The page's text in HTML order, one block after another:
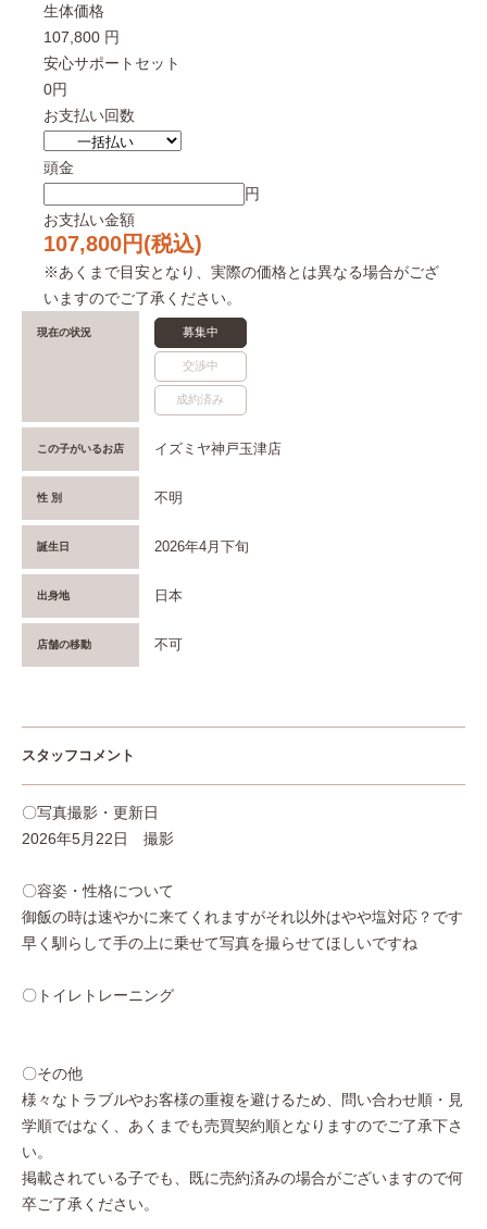
生体価格
107,800 円
安心サポートセット
0円
お支払い回数
頭金
円
お支払い金額
107,800円(税込)
※あくまで目安となり、実際の価格とは異なる場合がござ
いますのでご了承ください。
現在の状況 募集中
交渉中
成約済み
この子がいるお店 イズミヤ神戸玉津店
性 別 不明
誕生日 2026年4月下旬
出身地 日本
店舗の移動 不可
スタッフコメント
〇写真撮影・更新日
2026年5月22日 撮影
〇容姿・性格について
御飯の時は速やかに来てくれますがそれ以外はやや塩対応？です
早く馴らして手の上に乗せて写真を撮らせてほしいですね
〇トイレトレーニング
〇その他
様々なトラブルやお客様の重複を避けるため、問い合わせ順・見
学順ではなく、あくまでも売買契約順となりますのでご了承下さ
い。
掲載されている子でも、既に売約済みの場合がございますので何
卒ご了承ください。